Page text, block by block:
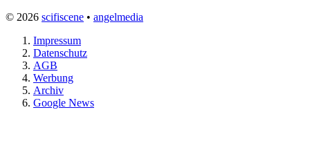
© 2026 scifiscene • angelmedia
Impressum
Datenschutz
AGB
Werbung
Archiv
Google News